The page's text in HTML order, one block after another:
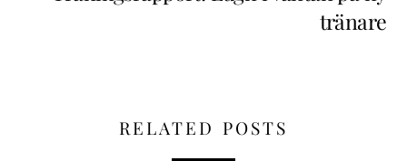
tränare
RELATED POSTS